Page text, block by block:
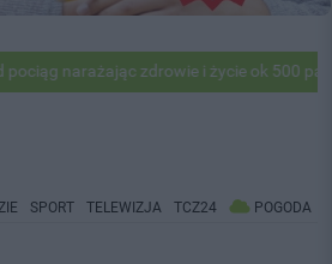
narażając zdrowie i życie ok 500
SPORT TELEWIZJA TCZ24 POGODA